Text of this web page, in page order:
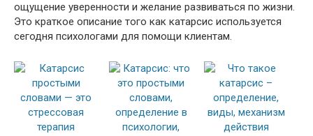
ощущение уверенности и желание развиваться по жизни.
Это краткое описание того как катарсис используется
сегодня психологами для помощи клиентам.